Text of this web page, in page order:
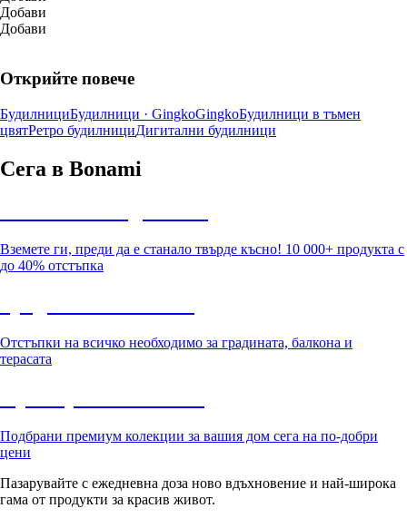
Добави
Добави
Открийте повече
БудилнициБудилници · GingkoGingkoБудилници в тъмен
цвятРетро будилнициДигитални будилници
Сега в Bonami
Вземете ги, преди да е станало твърде късно! 10 000+ продукта с
до 40% отстъпка
Отстъпки на всичко необходимо за градината, балкона и
терасата
Подбрани премиум колекции за вашия дом сега на по-добри
цени
Пазарувайте с ежедневна доза ново вдъхновение и най-широка
гама от продукти за красив живот.